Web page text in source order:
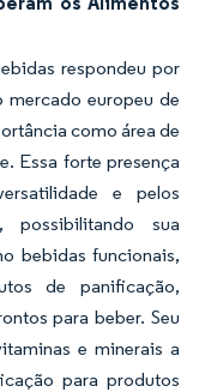
respondeu por
mercado europeu de
como área de
Essa forte presença
e pelos
possibilitando sua
bebidas funcionais,
de panificação,
para beber. Seu
e minerais a
para produtos